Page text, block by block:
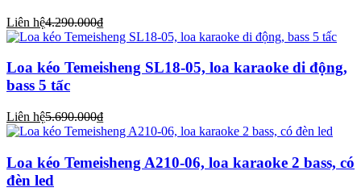
Liên hệ4.290.000₫
Loa kéo Temeisheng SL18-05, loa karaoke di động,
bass 5 tấc
Liên hệ5.690.000₫
Loa kéo Temeisheng A210-06, loa karaoke 2 bass, có
đèn led